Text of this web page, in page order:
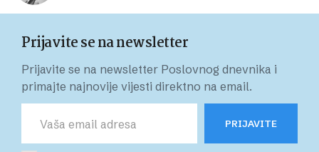
Prijavite se na newsletter
Prijavite se na newsletter Poslovnog dnevnika i
primajte najnovije vijesti direktno na email.
PRIJAVITE